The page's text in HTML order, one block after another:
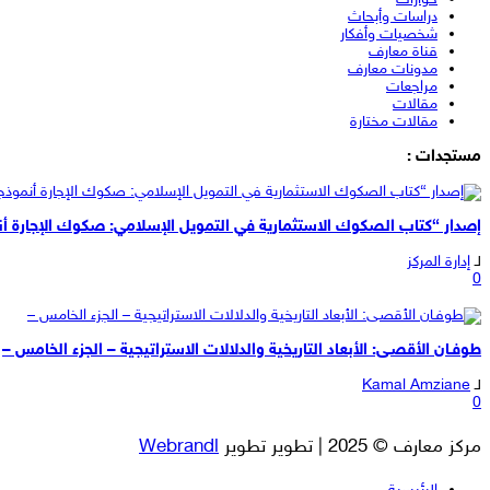
دراسات وأبحاث
شخصيات وأفكار
قناة معارف
مدونات معارف
مراجعات
مقالات
مقالات مختارة
مستجدات :
إصدار “كتاب الصكوك الاستثمارية في التمويل الإسلامي: صكوك الإجارة
لـ إدارة المركز
0
طوفـان الأقصـى: الأبعاد التاريخية والدلالات الاستراتيجية – الجزء الخامس –
لـ Kamal Amziane
0
مركز معارف © 2025 | تطوير تطوير Webrandl